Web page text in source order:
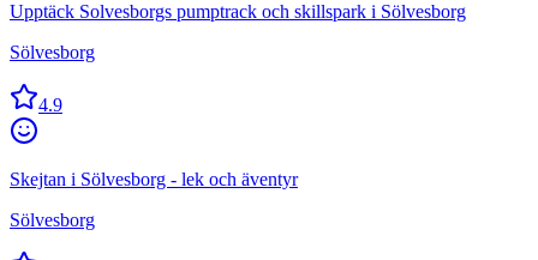
Upptäck Solvesborgs pumptrack och skillspark i Sölvesborg
Sölvesborg
4.9
Skejtan i Sölvesborg - lek och äventyr
Sölvesborg